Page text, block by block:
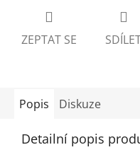
ZEPTAT SE
Popis Diskuze
Detailní popis